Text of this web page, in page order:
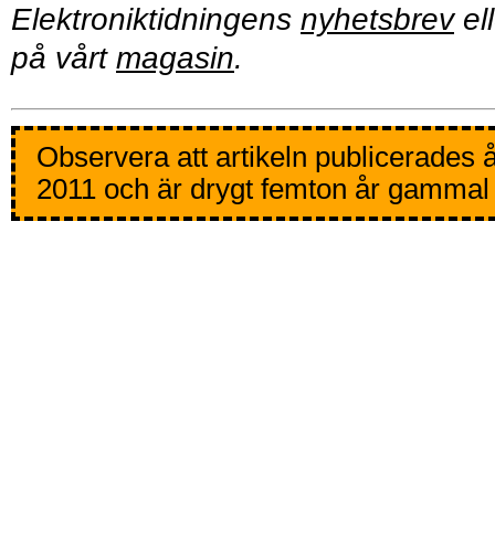
Elektroniktidningens nyhetsbrev
på vårt magasin.
Observera att artikeln publicerades
2011 och är drygt femton år gammal